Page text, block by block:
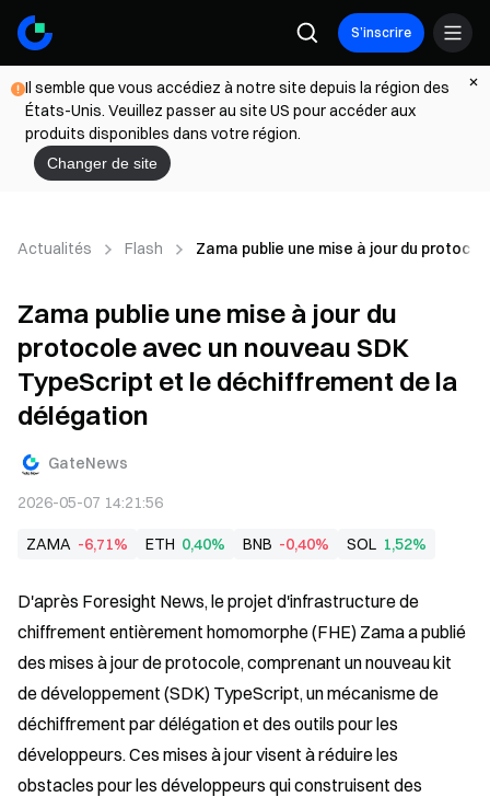
S’inscrire
Il semble que vous accédiez à notre site depuis la région des
États-Unis. Veuillez passer au site US pour accéder aux
produits disponibles dans votre région.
Changer de site
Actualités Flash Zama publie une mise à jour du
Zama publie une mise à jour du
protocole avec un nouveau SDK
TypeScript et le déchiffrement de la
délégation
GateNews
2026-05-07 14:21:56
ZAMA -6,71% ETH 0,40% BNB -0,40% SOL 1,52%
D'après Foresight News, le projet d'infrastructure de
chiffrement entièrement homomorphe (FHE) Zama a publié
des mises à jour de protocole, comprenant un nouveau kit
de développement (SDK) TypeScript, un mécanisme de
déchiffrement par délégation et des outils pour les
développeurs. Ces mises à jour visent à réduire les
obstacles pour les développeurs qui construisent des